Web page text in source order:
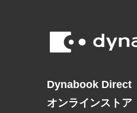
Dynabook Direct
オンラインストア